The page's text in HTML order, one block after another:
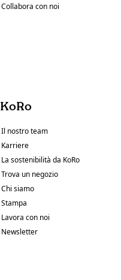
Collabora con noi
KoRo
Il nostro team
Karriere
La sostenibilità da KoRo
Trova un negozio
Chi siamo
Stampa
Lavora con noi
Newsletter